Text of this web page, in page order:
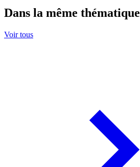
Dans la même thématique
Voir tous